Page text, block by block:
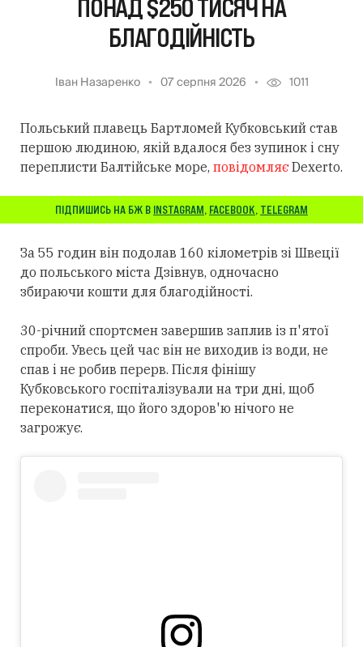
ПОНАД $250 ТИСЯЧ НА
БЛАГОДІЙНІСТЬ
Іван Назаренко 07 серпня 2026 1011
Польський плавець Бартломей Кубковський став
першою людиною, якій вдалося без зупинок і сну
переплисти Балтійське море, повідомляєDexerto.
ПІДПИШИСЬ НА БЖ В INSTAGRAM, FACEBOOK, TELEGRAM
За 55 годин він подолав 160 кілометрів зі Швеції
до польського міста Дзівнув, одночасно
збираючи кошти для благодійності.
30-річний спортсмен завершив заплив із п'ятої
спроби. Увесь цей час він не виходив із води, не
спав і не робив перерв. Після фінішу
Кубковського госпіталізували на три дні, щоб
переконатися, що його здоров'ю нічого не
загрожує.